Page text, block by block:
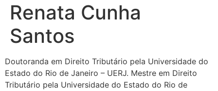
Renata Cunha
Santos
Doutoranda em Direito Tributário pela Universidade do
Estado do Rio de Janeiro – UERJ. Mestre em Direito
Tributário pela Universidade do Estado do Rio de